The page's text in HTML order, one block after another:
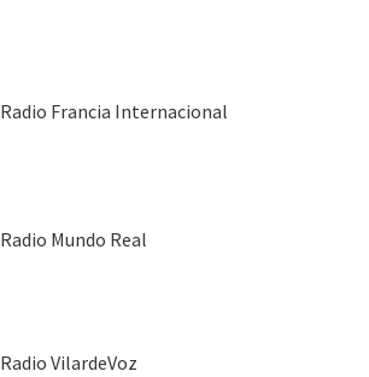
Radio Francia Internacional
Radio Mundo Real
Radio VilardeVoz